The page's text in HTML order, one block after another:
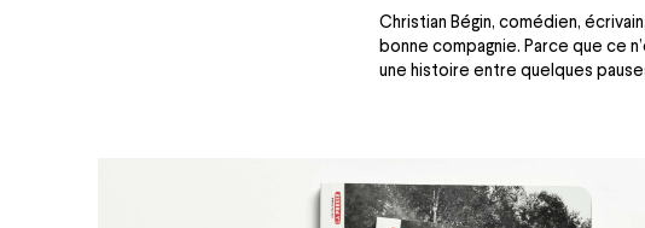
Christian Bégin, comédien,
bonne compagnie. Parce que ce
une histoire entre quelques